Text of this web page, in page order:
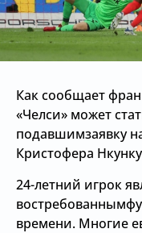
Как сообщает
«Челси» может
подавшимзаявку
Кристофера
24-летний игрок
времени. Многие